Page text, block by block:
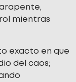
mientras
exacto en que
del caos;